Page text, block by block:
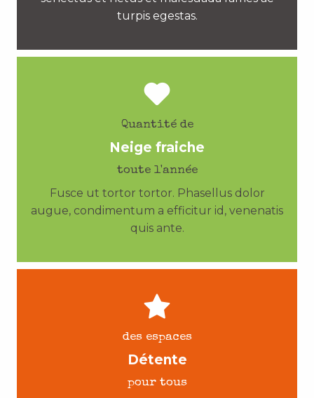
turpis egestas.
Quantité de
Neige fraiche
toute l'année
Fusce ut tortor tortor. Phasellus dolor
augue, condimentum a efficitur id, venenatis
quis ante.
des espaces
Détente
pour tous